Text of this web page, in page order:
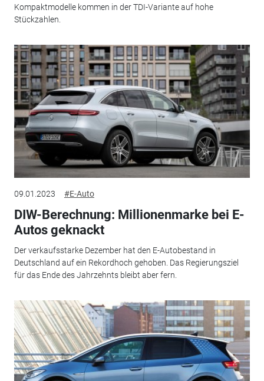
Kompaktmodelle kommen in der TDI-Variante auf hohe
Stückzahlen.
09.01.2023 #E-Auto
DIW-Berechnung: Millionenmarke bei E-
Autos geknackt
Der verkaufsstarke Dezember hat den E-Autobestand in
Deutschland auf ein Rekordhoch gehoben. Das Regierungsziel
für das Ende des Jahrzehnts bleibt aber fern.